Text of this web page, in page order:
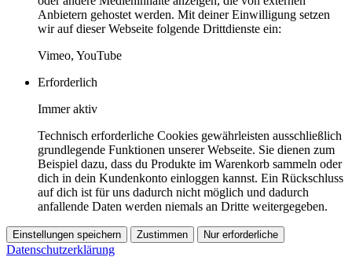
Anbietern gehostet werden. Mit deiner Einwilligung setzen
wir auf dieser Webseite folgende Drittdienste ein:
Vimeo, YouTube
Erforderlich
Immer aktiv
Technisch erforderliche Cookies gewährleisten ausschließlich
grundlegende Funktionen unserer Webseite. Sie dienen zum
Beispiel dazu, dass du Produkte im Warenkorb sammeln oder
dich in dein Kundenkonto einloggen kannst. Ein Rückschluss
auf dich ist für uns dadurch nicht möglich und dadurch
anfallende Daten werden niemals an Dritte weitergegeben.
Einstellungen speichern Zustimmen Nur erforderliche
Datenschutzerklärung